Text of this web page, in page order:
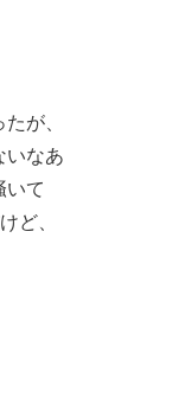
が、
いなあ
いて
ど、